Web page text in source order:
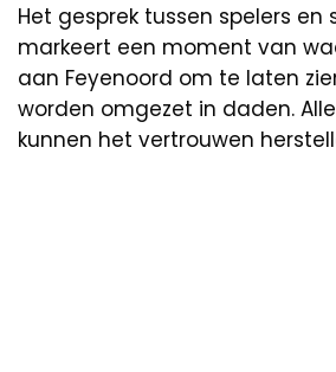
Het gesprek tussen spelers en
markeert een moment van
aan Feyenoord om te laten
worden omgezet in daden.
kunnen het vertrouwen